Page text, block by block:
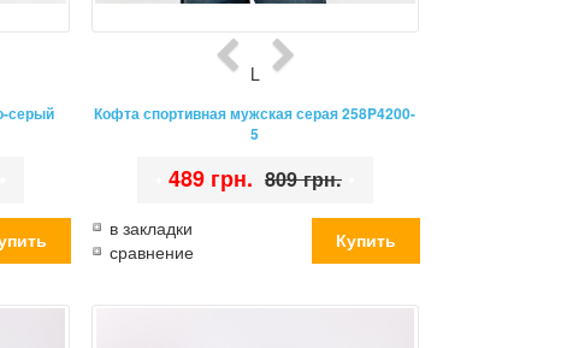
серый
L
Кофта спортивная мужская серая 258P4200-
5
489 грн. 809 грн.
в закладки
сравнение